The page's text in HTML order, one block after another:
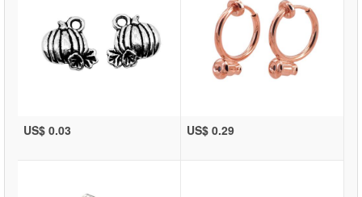
US$ 0.03 US$ 0.29